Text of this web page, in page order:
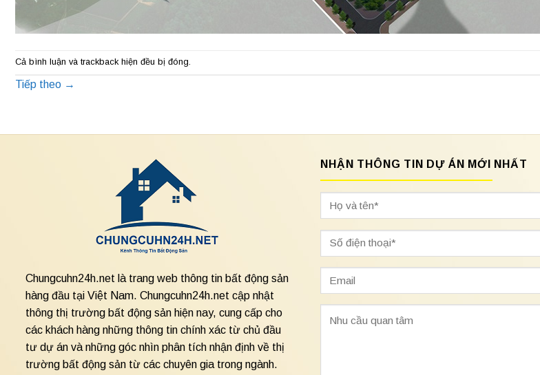
Cả bình luận và trackback hiện đều bị đóng.
Tiếp theo →
Chungcuhn24h.net là trang web thông tin bất động sản
hàng đầu tại Việt Nam. Chungcuhn24h.net cập nhật
thông thị trường bất động sản hiện nay, cung cấp cho
các khách hàng những thông tin chính xác từ chủ đầu
tư dự án và những góc nhìn phân tích nhận định về thị
trường bất động sản từ các chuyên gia trong ngành.
NHẬN THÔNG TIN DỰ ÁN MỚI NHẤT